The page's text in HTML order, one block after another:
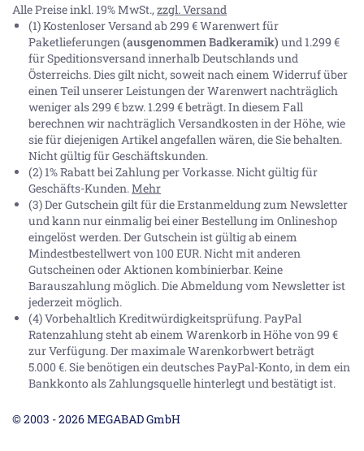
Alle Preise inkl. 19% MwSt., zzgl. Versand
(1) Kostenloser Versand ab 299 € Warenwert für
Paketlieferungen(ausgenommen Badkeramik) und 1.299 €
für Speditionsversand innerhalb Deutschlands und
Österreichs. Dies gilt nicht, soweit nach einem Widerruf über
einen Teil unserer Leistungen der Warenwert nachträglich
weniger als 299 € bzw. 1.299 € beträgt. In diesem Fall
berechnen wir nachträglich Versandkosten in der Höhe, wie
sie für diejenigen Artikel angefallen wären, die Sie behalten.
Nicht gültig für Geschäftskunden.
(2) 1% Rabatt bei Zahlung per Vorkasse. Nicht gültig für
Geschäfts-Kunden.Mehr
(3) Der Gutschein gilt für die Erstanmeldung zum Newsletter
und kann nur einmalig bei einer Bestellung im Onlineshop
eingelöst werden. Der Gutschein ist gültig ab einem
Mindestbestellwert von 100 EUR. Nicht mit anderen
Gutscheinen oder Aktionen kombinierbar. Keine
Barauszahlung möglich. Die Abmeldung vom Newsletter ist
jederzeit möglich.
(4) Vorbehaltlich Kreditwürdigkeitsprüfung. PayPal
Ratenzahlung steht ab einem Warenkorb in Höhe von99 €
zur Verfügung. Der maximale Warenkorbwert beträgt
5.000 €. Sie benötigen ein deutsches PayPal-Konto, in dem ein
Bankkonto als Zahlungsquelle hinterlegt und bestätigt ist.
© 2003 - 2026 MEGABAD GmbH